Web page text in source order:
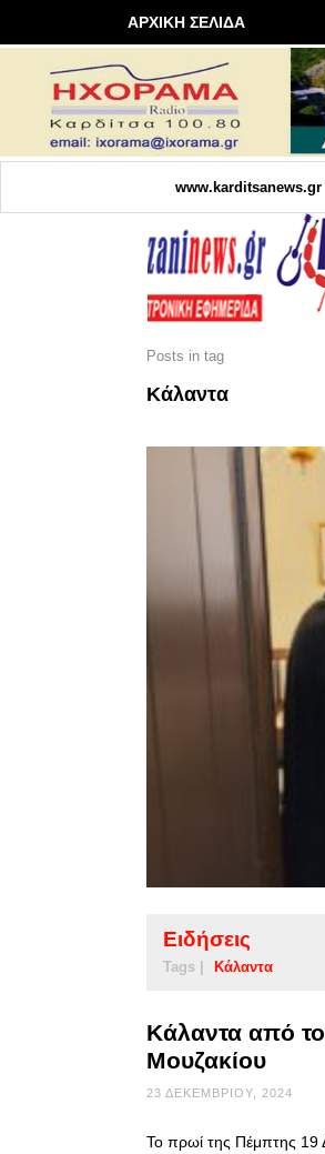
ΑΡΧΙΚΗ ΣΕΛΙΔΑ
www.karditsanews.gr
Posts in tag
Κάλαντα
Ειδήσεις
Tags | Κάλαντα
Κάλαντα από
Μουζακίου
23 ΔΕΚΕΜΒΡΊΟΥ, 2024
Το πρωί της Πέμπτης 19